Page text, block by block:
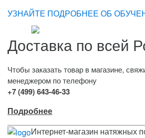
УЗНАЙТЕ ПОДРОБНЕЕ ОБ
Доставка по всей
Чтобы заказать товар в магазине,
менеджером по телефону
+7 (499) 643-46-33
Подробнее
Интернет-магазин натяжных